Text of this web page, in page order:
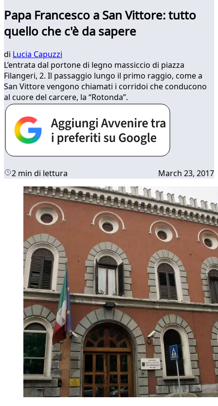
Papa Francesco a San Vittore: tutto
quello che c'è da sapere
di Lucia Capuzzi
L’entrata dal portone di legno massiccio di piazza
Filangeri, 2. Il passaggio lungo il primo raggio, come a
San Vittore vengono chiamati i corridoi che conducono
al cuore del carcere, la “Rotonda”.
2 min di lettura March 23, 2017